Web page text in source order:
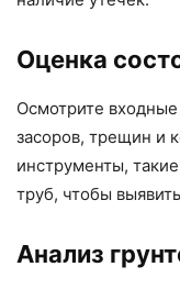
Оценка
Осмотрите
засоров, трещин и
инструменты,
труб, чтобы
Анализ